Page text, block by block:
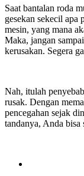
Saat bantalan roda
gesekan sekecil apa
mesin, yang mana
Maka, jangan
kerusakan. Segera
Nah, itulah
rusak. Dengan
pencegahan sejak
tandanya, Anda bisa